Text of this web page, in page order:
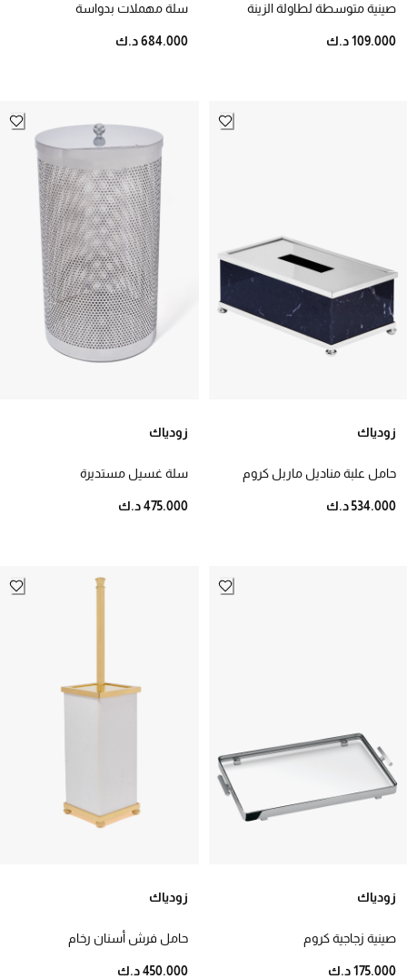
صينية متوسطة لطاولة الزينة
109.000 د.ك
سلة مهملات بدواسة
684.000 د.ك
حامل علبة مناديل ماربل كروم
زودياك
534.000 د.ك
سلة غسيل مستديرة
زودياك
475.000 د.ك
صينية زجاجية كروم
زودياك
175.000 د.ك
حامل فرش أسنان رخام
زودياك
450.000 د.ك